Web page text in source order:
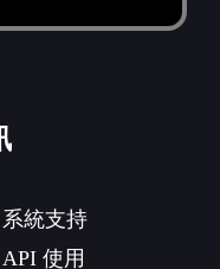
系統支持
API 使用